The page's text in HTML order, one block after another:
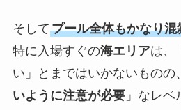
そしてプール全体もかなり
特に入場すぐの海エリアは、
い」とまではいかないものの
いように注意が必要」なレベ